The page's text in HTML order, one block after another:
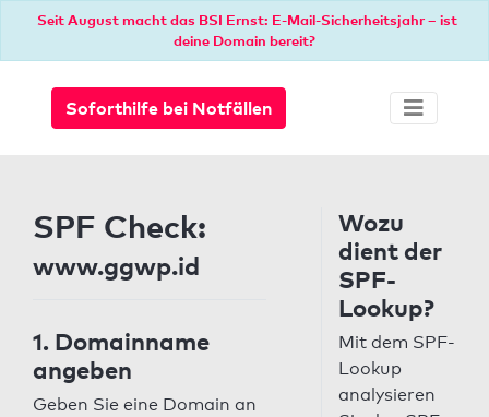
Seit August macht das BSI Ernst: E-Mail-Sicherheitsjahr – ist
deine Domain bereit?
Soforthilfe bei Notfällen
SPF Check:
www.ggwp.id
1. Domainname
angeben
Geben Sie eine Domain an
Wozu
dient der
SPF-
Lookup?
Mit dem SPF-
Lookup
analysieren